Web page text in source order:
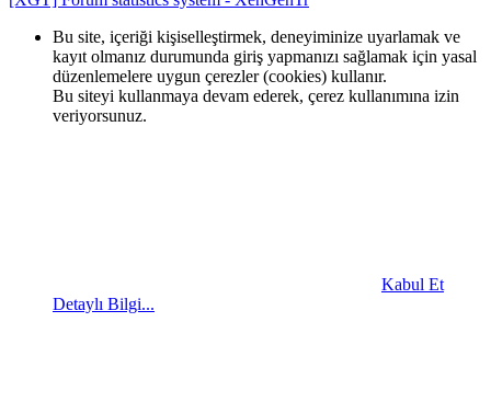
Bu site, içeriği kişiselleştirmek, deneyiminize uyarlamak ve
kayıt olmanız durumunda giriş yapmanızı sağlamak için yasal
düzenlemelere uygun çerezler (cookies) kullanır.
Bu siteyi kullanmaya devam ederek, çerez kullanımına izin
veriyorsunuz.
Kabul Et
Detaylı Bilgi...